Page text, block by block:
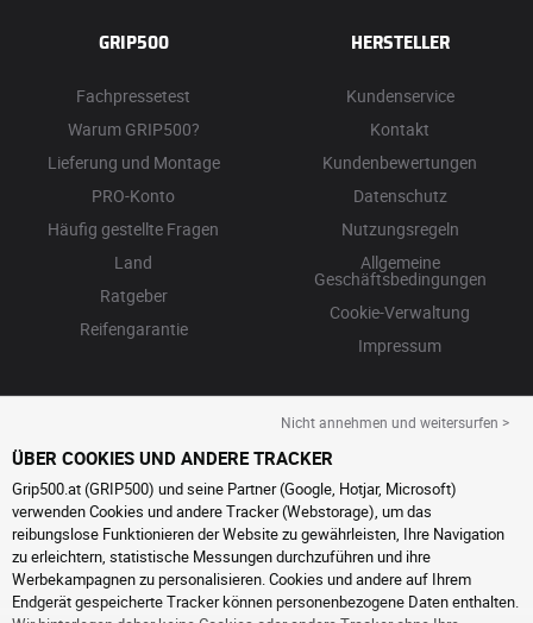
GRIP500
Fachpressetest
Warum GRIP500?
Lieferung und Montage
PRO-Konto
Häufig gestellte Fragen
Land
Ratgeber
Reifengarantie
HERSTELLER
Kundenservice
Kontakt
Kundenbewertungen
Datenschutz
Nutzungsregeln
Allgemeine
Geschäftsbedingungen
Cookie-Verwaltung
Impressum
Nicht annehmen und weitersurfen >
ÜBER COOKIES UND ANDERE TRACKER
Grip500.at (GRIP500) und seine Partner (Google, Hotjar, Microsoft)
verwenden Cookies und andere Tracker (Webstorage), um das
reibungslose Funktionieren der Website zu gewährleisten, Ihre Navigation
zu erleichtern, statistische Messungen durchzuführen und ihre
Werbekampagnen zu personalisieren. Cookies und andere auf Ihrem
Endgerät gespeicherte Tracker können personenbezogene Daten enthalten.